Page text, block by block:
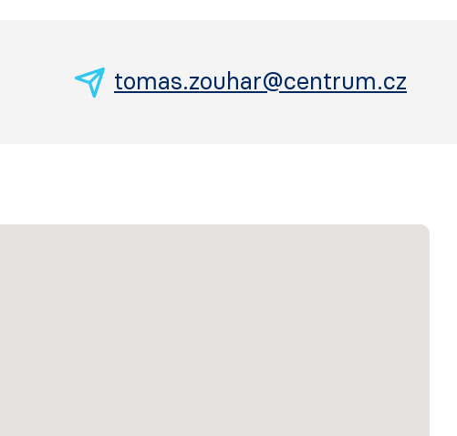
tomas.zouhar@centrum.cz